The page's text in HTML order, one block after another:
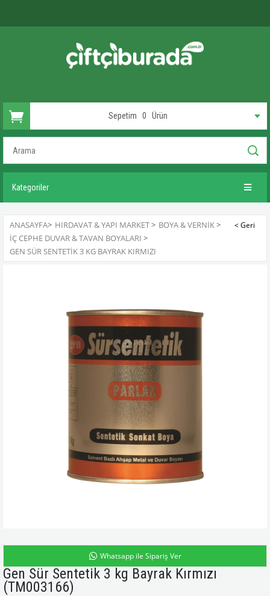
Sepetim 0 Ürün
Kategoriler
ANASAYFA> HIRDAVAT & YAPI MARKET> BOYA & VERNIK>
İÇ CEPHE DUVAR & TAVAN BOYALARI >
GEN SÜR SENTETIK 3 KG BAYRAK KIRMIZI
Whatsapp ile Sipariş Ver
Gen Sür Sentetik 3 kg Bayrak Kırmızı
(TM003166)